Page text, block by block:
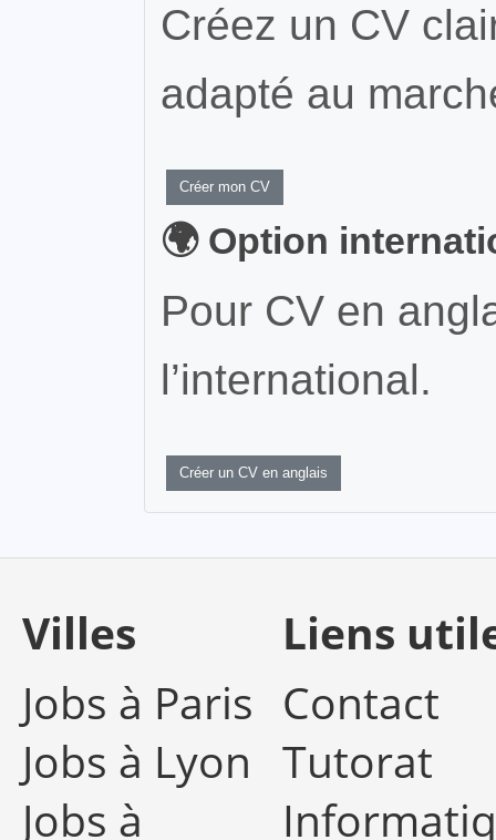
Créez un CV
adapté au
Créer mon CV
🌍 Option
Pour CV en
l’international.
Créer un CV en anglais
Villes
Jobs à Paris
Jobs à Lyon
Jobs à
Liens
Contact
Tutorat